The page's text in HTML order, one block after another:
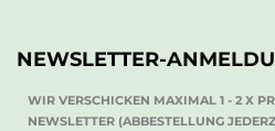
NEWSLETTER-
WIR VERSCHICKEN MAXIMAL 1 - 2 X
NEWSLETTER (ABBESTELLUNG